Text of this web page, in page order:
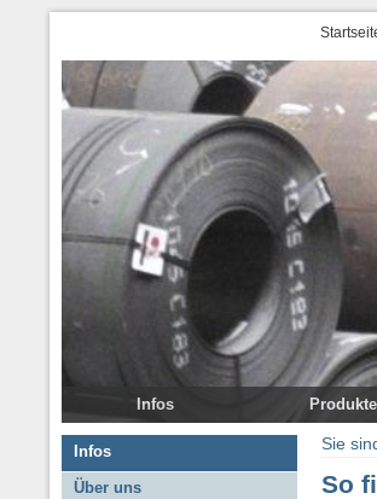
Infos
Über uns
Geschäftsleitung
Produkte
DD11
S235JR
Infos
Über uns
Sie
So